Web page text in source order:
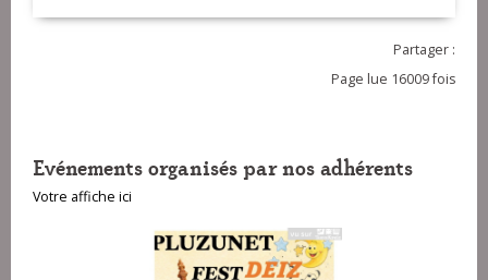
Partager :
Page lue 16009 fois
Evénements organisés par nos adhérents
Votre affiche ici